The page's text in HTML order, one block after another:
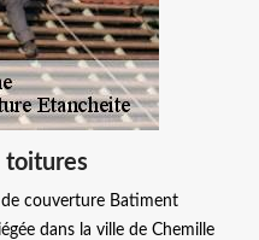
toitures
couverture Batiment
dans la ville de Chemille